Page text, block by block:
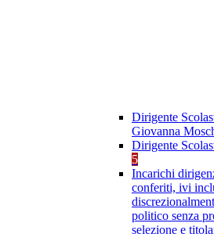
Dirigente
Giovanna
Dirigente
5
Incarichi
conferiti, ivi
politico senza
selezione e